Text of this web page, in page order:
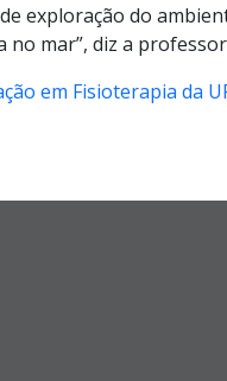
exploração do
mar”, diz a
em Fisioterapia da